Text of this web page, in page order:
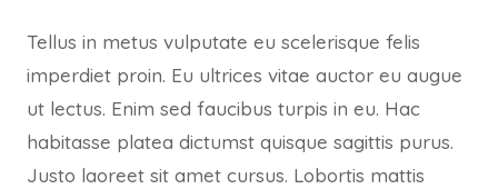
Tellus in metus vulputate eu scelerisque felis
imperdiet proin. Eu ultrices vitae auctor eu augue
ut lectus. Enim sed faucibus turpis in eu. Hac
habitasse platea dictumst quisque sagittis purus.
Justo laoreet sit amet cursus. Lobortis mattis